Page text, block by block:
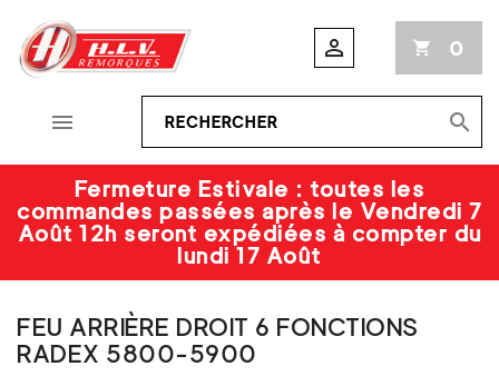
 shopping_cart 0
 
Fermeture Estivale : toutes les
commandes passées après le Vendredi 7
Août 12h seront expédiées à compter du
lundi 17 Août
FEU ARRIÈRE DROIT 6 FONCTIONS
RADEX 5800-5900